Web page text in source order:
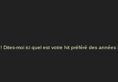
Dites-moi ici quel est votre hit préféré des